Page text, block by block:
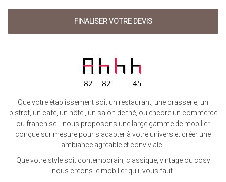
Que votre établissement soit un restaurant, une brasserie, un
bistrot, un café, un hôtel, un salon de thé, ou encore un commerce
ou franchise... nous proposons une large gamme de mobilier
conçue sur mesure pour s'adapter à votre univers et créer une
ambiance agréable et conviviale.
Que votre style soit contemporain, classique, vintage ou cosy
nous créons le mobilier qu'il vous faut.